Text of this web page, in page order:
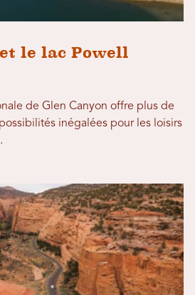
le lac Powell
de Glen Canyon offre plus de
inégalées pour les loisirs